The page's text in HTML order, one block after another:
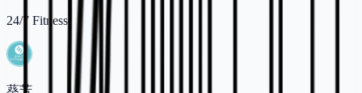
24/7 Fitness